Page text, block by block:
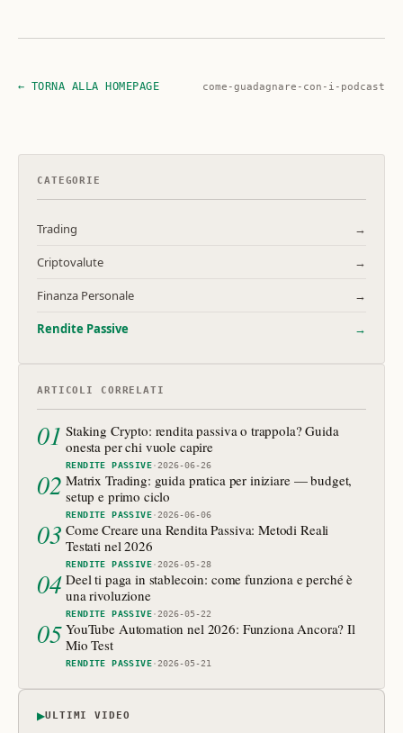
← TORNA ALLA HOMEPAGE come-guadagnare-con-i-podcast
CATEGORIE
Trading →
Criptovalute →
Finanza Personale →
Rendite Passive →
ARTICOLI CORRELATI
01 Staking Crypto: rendita passiva o trappola? Guida
onesta per chi vuole capire
RENDITE PASSIVE·2026-06-26
02 Matrix Trading: guida pratica per iniziare — budget,
setup e primo ciclo
RENDITE PASSIVE·2026-06-06
03 Come Creare una Rendita Passiva: Metodi Reali
Testati nel 2026
RENDITE PASSIVE·2026-05-28
04 Deel ti paga in stablecoin: come funziona e perché è
una rivoluzione
RENDITE PASSIVE·2026-05-22
05 YouTube Automation nel 2026: Funziona Ancora? Il
Mio Test
RENDITE PASSIVE·2026-05-21
▶ULTIMI VIDEO